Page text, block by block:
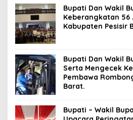
Bupati Dan Wakil
Keberangkatan 56
Kabupaten Pesisir
Bupati Dan Wakil
Serta Mengecek
Pembawa
Barat.
Bupati – Wakil